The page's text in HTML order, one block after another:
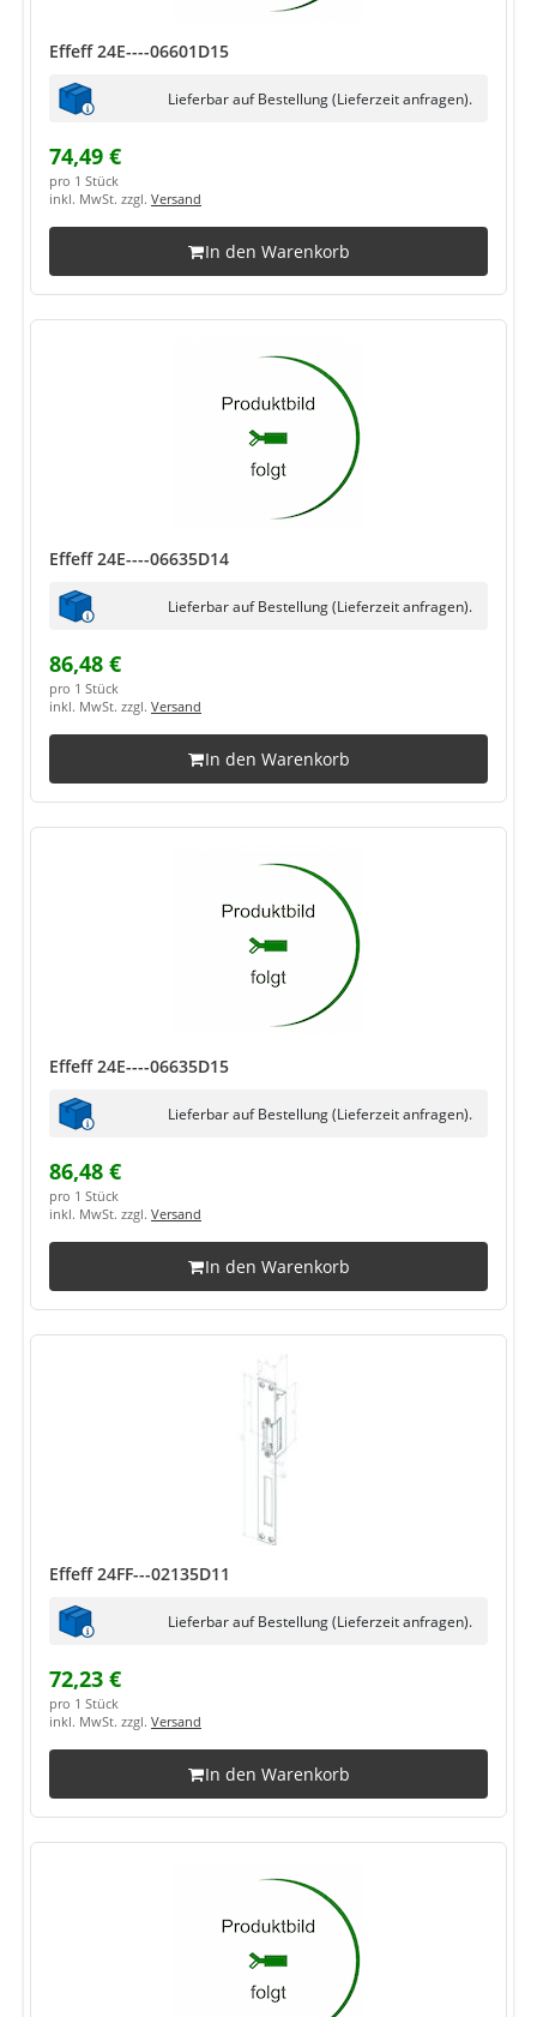
Effeff 24E----06601D15
Lieferbar auf Bestellung (Lieferzeit anfragen).
74,49 €
pro 1 Stück
inkl. MwSt. zzgl. Versand
In den Warenkorb
Effeff 24E----06635D14
Lieferbar auf Bestellung (Lieferzeit anfragen).
86,48 €
pro 1 Stück
inkl. MwSt. zzgl. Versand
In den Warenkorb
Effeff 24E----06635D15
Lieferbar auf Bestellung (Lieferzeit anfragen).
86,48 €
pro 1 Stück
inkl. MwSt. zzgl. Versand
In den Warenkorb
Effeff 24FF---02135D11
Lieferbar auf Bestellung (Lieferzeit anfragen).
72,23 €
pro 1 Stück
inkl. MwSt. zzgl. Versand
In den Warenkorb